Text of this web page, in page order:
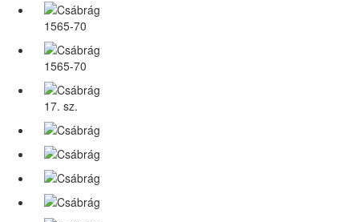
1565-70
1565-70
17. sz.